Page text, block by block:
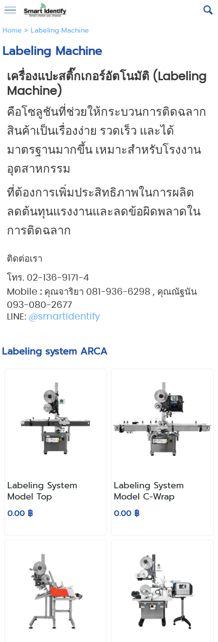
Home > Labeling Machine
Labeling Machine
เครื่องแปะสติ๊กเกอร์อัตโนมัติ (Labeling
Machine)
คือโซลูชันที่ช่วยให้กระบวนการติดฉลาก
สินค้าเป็นเรื่องง่าย รวดเร็ว และได้
มาตรฐานมากขึ้น เหมาะสำหรับโรงงาน
อุตสาหกรรม
ที่ต้องการเพิ่มประสิทธิภาพในการผลิต
ลดต้นทุนแรงงานและลดข้อผิดพลาดใน
การติดฉลาก
ติดต่อเรา
โทร. 02-136-9171-4
Mobile : คุณจาริยา 081-936-6298 , คุณณัฐนัน
093-080-2677
LINE: @smartidentify
Labeling system ARCA
Labeling System
Model Top
0.00 ฿
Labeling System
Model C-Wrap
0.00 ฿